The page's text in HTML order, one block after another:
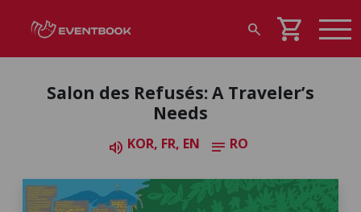
search shopping_cart
Salon des Refusés: A Traveler’s
Needs
volume_up KOR, FR, EN notes RO